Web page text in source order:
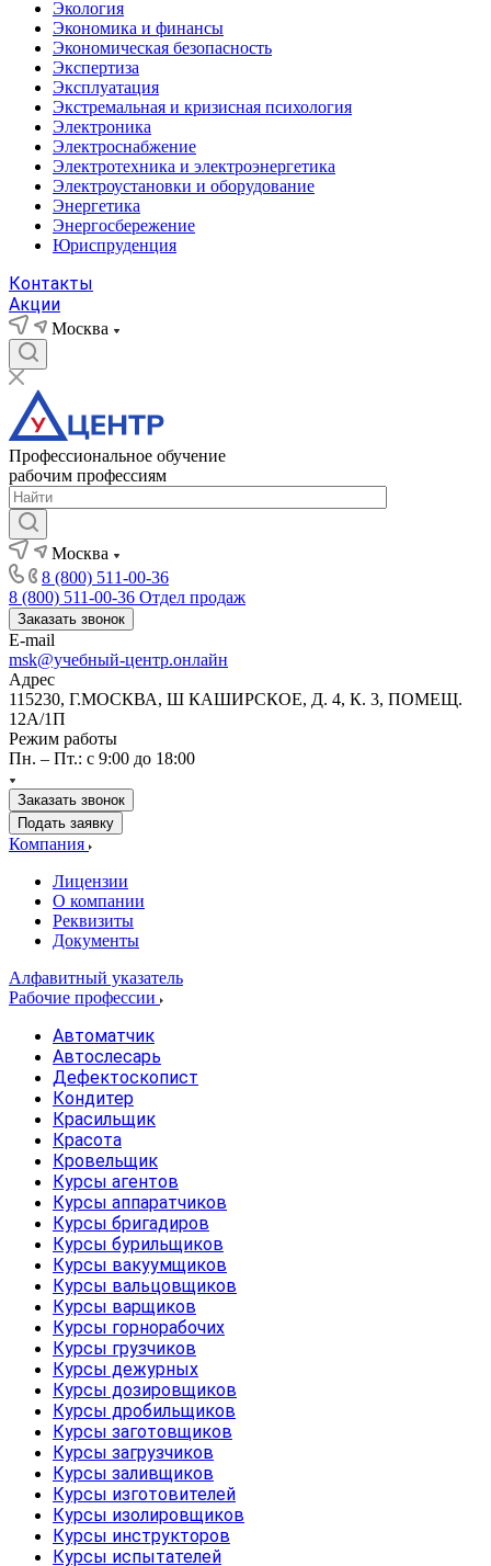
Экология
Экономика и финансы
Экономическая безопасность
Экспертиза
Эксплуатация
Экстремальная и кризисная психология
Электроника
Электроснабжение
Электротехника и электроэнергетика
Электроустановки и оборудование
Энергетика
Энергосбережение
Юриспруденция
Контакты
Акции
Москва
Профессиональное обучение
рабочим профессиям
Москва
8 (800) 511-00-36
8 (800) 511-00-36 Отдел продаж
Заказать звонок
E-mail
msk@учебный-центр.онлайн
Адрес
115230, Г.МОСКВА, Ш КАШИРСКОЕ, Д. 4, К. 3, ПОМЕЩ.
12А/1П
Режим работы
Пн. – Пт.: с 9:00 до 18:00
Заказать звонок
Подать заявку
Компания
Лицензии
О компании
Реквизиты
Документы
Алфавитный указатель
Рабочие профессии
Автоматчик
Автослесарь
Дефектоскопист
Кондитер
Красильщик
Красота
Кровельщик
Курсы агентов
Курсы аппаратчиков
Курсы бригадиров
Курсы бурильщиков
Курсы вакуумщиков
Курсы вальцовщиков
Курсы варщиков
Курсы горнорабочих
Курсы грузчиков
Курсы дежурных
Курсы дозировщиков
Курсы дробильщиков
Курсы заготовщиков
Курсы загрузчиков
Курсы заливщиков
Курсы изготовителей
Курсы изолировщиков
Курсы инструкторов
Курсы испытателей